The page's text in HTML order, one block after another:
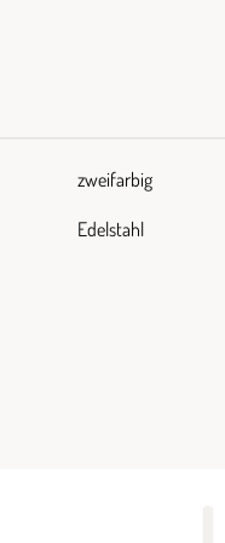
zweifarbig
Edelstahl